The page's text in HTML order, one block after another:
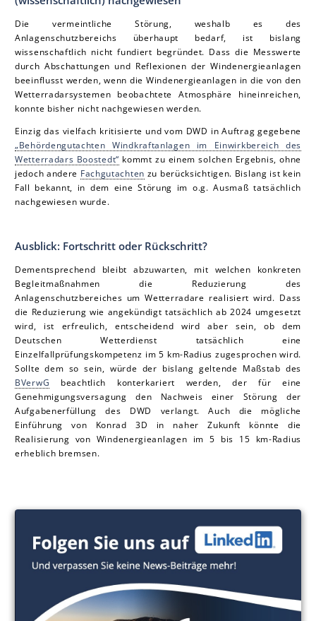
Die vermeintliche Störung, weshalb es des
Anlagenschutzbereichs überhaupt bedarf, ist bislang
wissenschaftlich nicht fundiert begründet. Dass die Messwerte
durch Abschattungen und Reflexionen der Windenergieanlagen
beeinflusst werden, wenn die Windenergieanlagen in die von den
Wetterradarsystemen beobachtete Atmosphäre hineinreichen,
konnte bisher nicht nachgewiesen werden.
Einzig das vielfach kritisierte und vom DWD in Auftrag gegebene
„Behördengutachten Windkraftanlagen im Einwirkbereich des
Wetterradars Boostedt“ kommt zu einem solchen Ergebnis, ohne
jedoch andere Fachgutachten zu berücksichtigen. Bislang ist kein
Fall bekannt, in dem eine Störung im o.g. Ausmaß tatsächlich
nachgewiesen wurde.
Ausblick: Fortschritt oder Rückschritt?
Dementsprechend bleibt abzuwarten, mit welchen konkreten
Begleitmaßnahmen die Reduzierung des
Anlagenschutzbereiches um Wetterradare realisiert wird. Dass
die Reduzierung wie angekündigt tatsächlich ab 2024 umgesetzt
wird, ist erfreulich, entscheidend wird aber sein, ob dem
Deutschen Wetterdienst tatsächlich eine
Einzelfallprüfungskompetenz im 5 km-Radius zugesprochen wird.
Sollte dem so sein, würde der bislang geltende Maßstab des
BVerwG beachtlich konterkariert werden, der für eine
Genehmigungsversagung den Nachweis einer Störung der
Aufgabenerfüllung des DWD verlangt. Auch die mögliche
Einführung von Konrad 3D in naher Zukunft könnte die
Realisierung von Windenergieanlagen im 5 bis 15 km-Radius
erheblich bremsen.